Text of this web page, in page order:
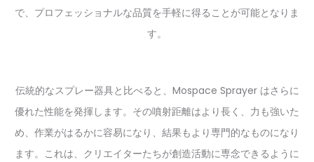
で、プロフェッショナルな品質を手軽に得ることが可能となりま
す。
伝統的なスプレー器具と比べると、Mospace Sprayer はさらに
優れた性能を発揮します。その噴射距離はより長く、力も強いた
め、作業がはるかに容易になり、結果もより専門的なものになり
ます。これは、クリエイターたちが創造活動に専念できるように